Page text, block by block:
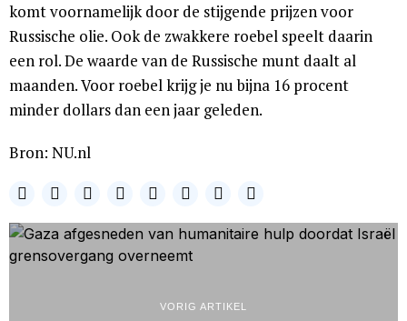
komt voornamelijk door de stijgende prijzen voor
Russische olie. Ook de zwakkere roebel speelt daarin
een rol. De waarde van de Russische munt daalt al
maanden. Voor roebel krijg je nu bijna 16 procent
minder dollars dan een jaar geleden.
Bron: NU.nl
VORIG ARTIKEL